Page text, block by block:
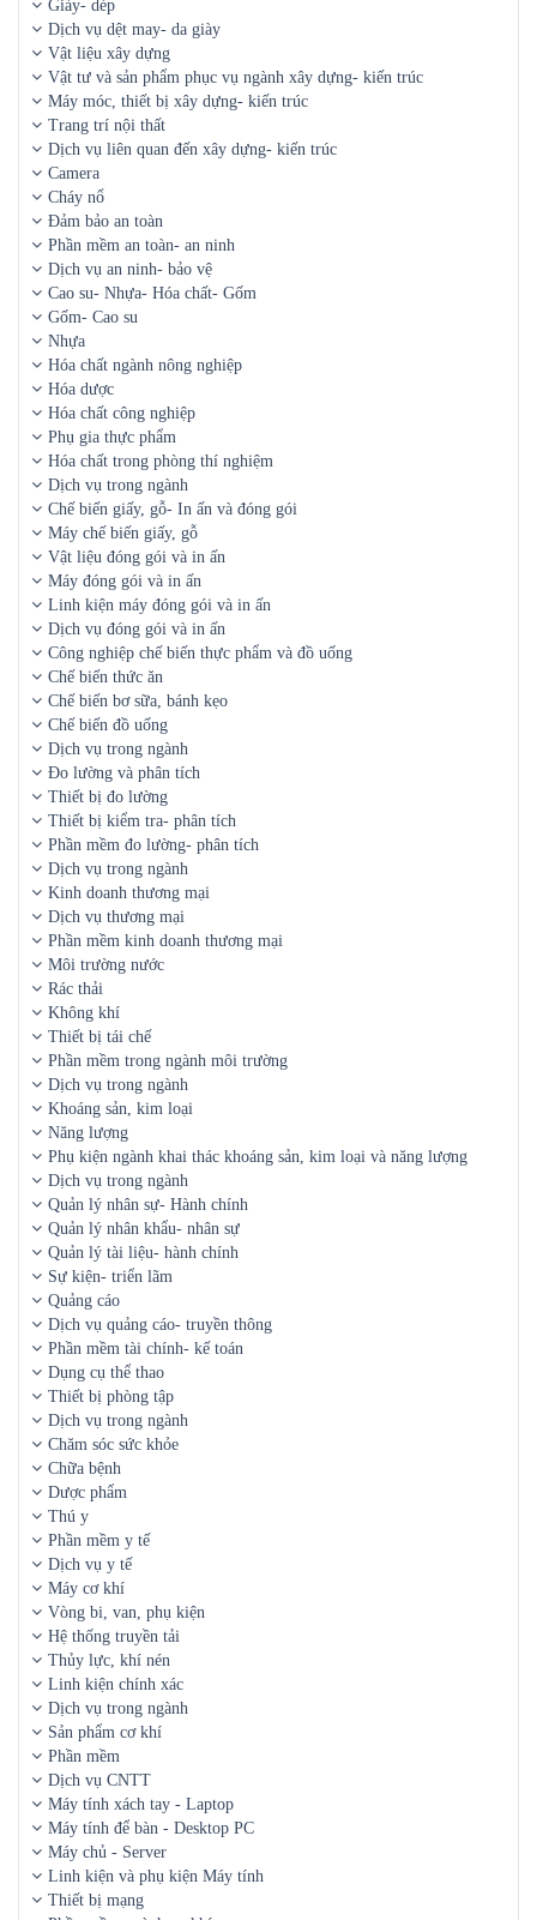
Giày- dép
Dịch vụ dệt may- da giày
Vật liệu xây dựng
Vật tư và sản phẩm phục vụ ngành xây dựng- kiến trúc
Máy móc, thiết bị xây dựng- kiến trúc
Trang trí nội thất
Dịch vụ liên quan đến xây dựng- kiến trúc
Camera
Cháy nổ
Đảm bảo an toàn
Phần mềm an toàn- an ninh
Dịch vụ an ninh- bảo vệ
Cao su- Nhựa- Hóa chất- Gốm
Gốm- Cao su
Nhựa
Hóa chất ngành nông nghiệp
Hóa dược
Hóa chất công nghiệp
Phụ gia thực phẩm
Hóa chất trong phòng thí nghiệm
Dịch vụ trong ngành
Chế biến giấy, gỗ- In ấn và đóng gói
Máy chế biến giấy, gỗ
Vật liệu đóng gói và in ấn
Máy đóng gói và in ấn
Linh kiện máy đóng gói và in ấn
Dịch vụ đóng gói và in ấn
Công nghiệp chế biến thực phẩm và đồ uống
Chế biến thức ăn
Chế biến bơ sữa, bánh kẹo
Chế biến đồ uống
Dịch vụ trong ngành
Đo lường và phân tích
Thiết bị đo lường
Thiết bị kiểm tra- phân tích
Phần mềm đo lường- phân tích
Dịch vụ trong ngành
Kinh doanh thương mại
Dịch vụ thương mại
Phần mềm kinh doanh thương mại
Môi trường nước
Rác thải
Không khí
Thiết bị tái chế
Phần mềm trong ngành môi trường
Dịch vụ trong ngành
Khoáng sản, kim loại
Năng lượng
Phụ kiện ngành khai thác khoáng sản, kim loại và năng lượng
Dịch vụ trong ngành
Quản lý nhân sự- Hành chính
Quản lý nhân khẩu- nhân sự
Quản lý tài liệu- hành chính
Sự kiện- triển lãm
Quảng cáo
Dịch vụ quảng cáo- truyền thông
Phần mềm tài chính- kế toán
Dụng cụ thể thao
Thiết bị phòng tập
Dịch vụ trong ngành
Chăm sóc sức khỏe
Chữa bệnh
Dược phẩm
Thú y
Phần mềm y tế
Dịch vụ y tế
Máy cơ khí
Vòng bi, van, phụ kiện
Hệ thống truyền tải
Thủy lực, khí nén
Linh kiện chính xác
Dịch vụ trong ngành
Sản phẩm cơ khí
Phần mềm
Dịch vụ CNTT
Máy tính xách tay - Laptop
Máy tính để bàn - Desktop PC
Máy chủ - Server
Linh kiện và phụ kiện Máy tính
Thiết bị mạng